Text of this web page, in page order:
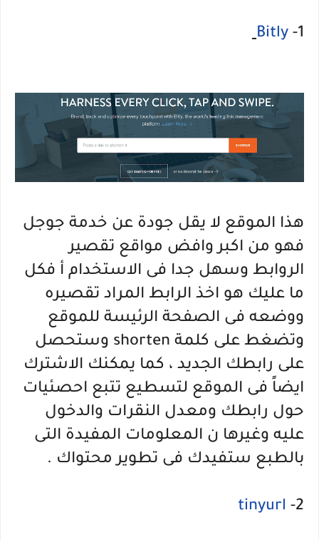
1-
Bitly
هذا الموقع لا يقل جودة عن خدمة جوجل
فهو من اكبر وافض مواقع تقصير
الروابط وسهل جدا فى الاستخدام أ فكل
ما عليك هو اخذ الرابط المراد تقصيره
ووضعه فى الصفحة الرئيسة للموقع
وتضغط على كلمة shorten وستحصل
على رابطك الجديد ، كما يمكنك الاشترك
ايضاً فى الموقع لتسطيع تتبع احصئيات
حول رابطك ومعدل النقرات والدخول
عليه وغيرها ن المعلومات المفيدة التى
بالطبع ستفيدك فى تطوير محتواك .
2-
tinyurl